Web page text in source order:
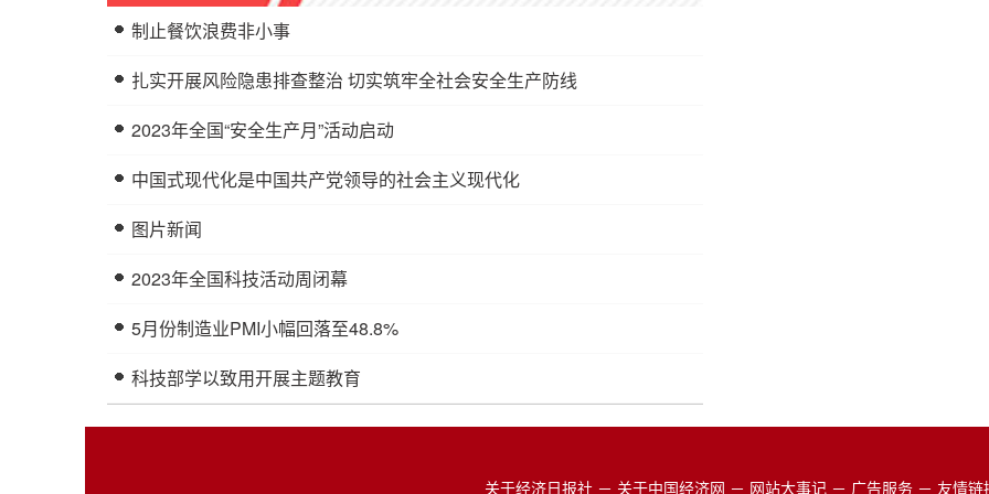
制止餐饮浪费非小事
扎实开展风险隐患排查整治 切实筑牢全社会安全生产防线
2023年全国“安全生产月”活动启动
中国式现代化是中国共产党领导的社会主义现代化
图片新闻
2023年全国科技活动周闭幕
5月份制造业PMI小幅回落至48.8%
科技部学以致用开展主题教育
关于经济日报社 － 关于中国经济网 － 网站大事记 － 广告服务 － 友情链